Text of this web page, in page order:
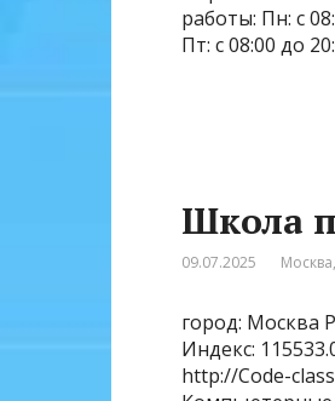
работы: Пн: с
Пт: с 08:00 до
Школа
09.07.2025 Москва,
город: Москва
Индекс:
http://Code-